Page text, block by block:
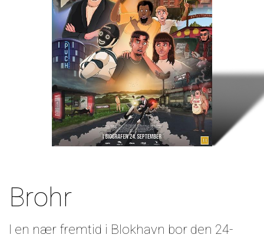
Brohr
I en nær fremtid i Blokhavn bor den 24-